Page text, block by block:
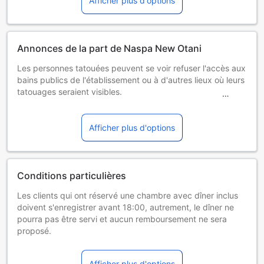
Annonces de la part de Naspa New Otani
Les personnes tatouées peuvent se voir refuser l'accès aux
bains publics de l'établissement ou à d'autres lieux où leurs
tatouages seraient visibles.
Merci beaucoup de continuer à choisir NASPA New Otani.
Afin d’améliorer encore la qualité et la sécurité de nos
installations, nous allons effectuer d’importants travaux de
rénovation sur le bâtiment du Ski Center ainsi que sur les
Ce projet portera sur des opérations de maintenance
essentielles visant à améliorer la durabilité et l’aspect du
bâtiment, notamment la réparation des carreaux de
travaux de peinture et la réparation de l’étanchéité des
Afficher plus d'options
Conditions particulières
Les clients qui ont réservé une chambre avec dîner inclus
doivent s'enregistrer avant 18:00, autrement, le dîner ne
pourra pas être servi et aucun remboursement ne sera
proposé.
et ceux-ci ferment tôt en général. Trouver un endroit où